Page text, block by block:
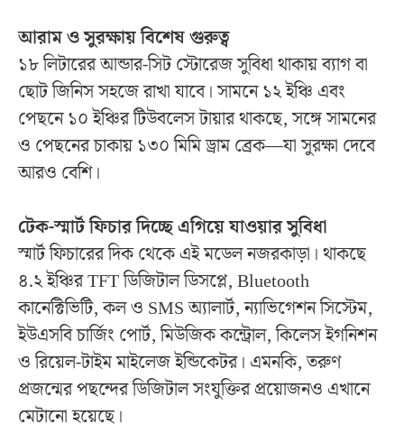
আরাম ও সুরক্ষায় বিশেষ গুরুত্ব
১৮ লিটারের আন্ডার-সিট স্টোরেজ সুবিধা থাকায় ব্যাগ বা
ছোট জিনিস সহজে রাখা যাবে। সামনে ১২ ইঞ্চি এবং
পেছনে ১০ ইঞ্চির টিউবলেস টায়ার থাকছে, সঙ্গে সামনের
ও পেছনের চাকায় ১৩০ মিমি ড্রাম ব্রেক—যা সুরক্ষা দেবে
আরও বেশি।
টেক-স্মার্ট ফিচার দিচ্ছে এগিয়ে যাওয়ার সুবিধা
স্মার্ট ফিচারের দিক থেকে এই মডেল নজরকাড়া। থাকছে
৪.২ ইঞ্চির TFT ডিজিটাল ডিসপ্লে, Bluetooth
কানেক্টিভিটি, কল ও SMS অ্যালার্ট, ন্যাভিগেশন সিস্টেম,
ইউএসবি চার্জিং পোর্ট, মিউজিক কন্ট্রোল, কিলেস ইগনিশন
ও রিয়েল-টাইম মাইলেজ ইন্ডিকেটর। এমনকি, তরুণ
প্রজন্মের পছন্দের ডিজিটাল সংযুক্তির প্রয়োজনও এখানে
মেটানো হয়েছে।